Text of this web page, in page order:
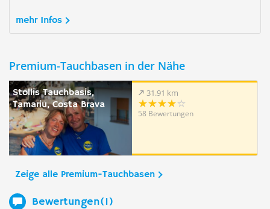
mehr Infos
Premium-Tauchbasen in der Nähe
Stollis Tauchbasis,
Tamariu, Costa Brava
31.91 km
58 Bewertungen
Zeige alle Premium-Tauchbasen
Bewertungen(1)